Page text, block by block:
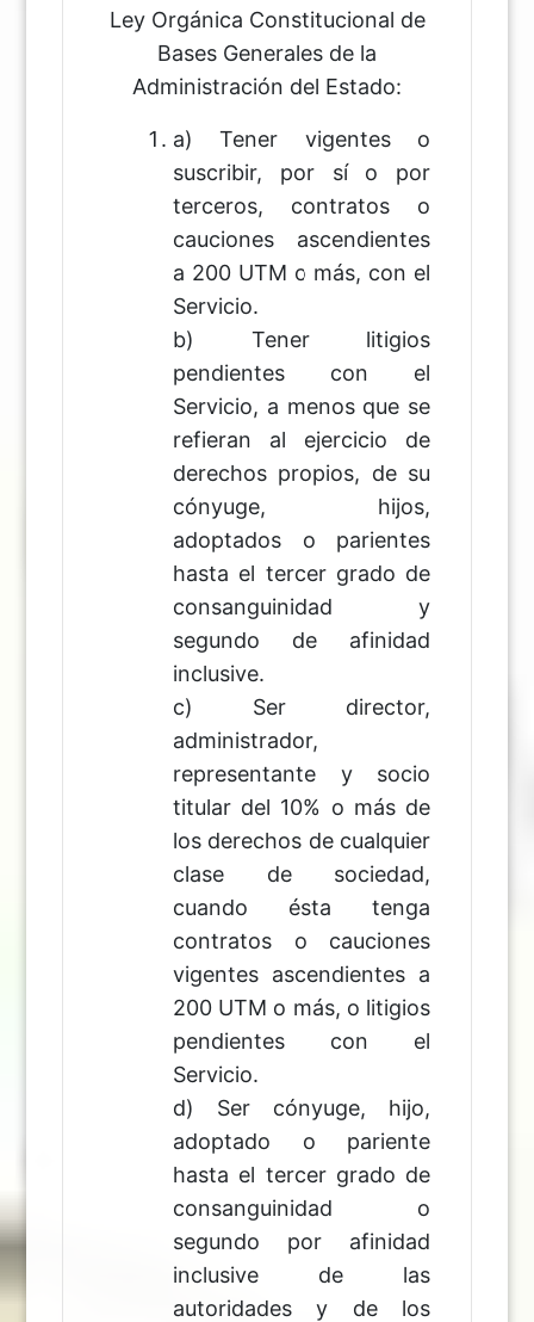
Ley Orgánica Constitucional de
Bases Generales de la
Administración del Estado:
a) Tener vigentes o
suscribir, por sí o por
terceros, contratos o
cauciones ascendientes
a 200 UTM o más, con el
Servicio.
b) Tener litigios
pendientes con el
Servicio, a menos que se
refieran al ejercicio de
derechos propios, de su
cónyuge, hijos,
adoptados o parientes
hasta el tercer grado de
consanguinidad y
segundo de afinidad
inclusive.
c) Ser director,
administrador,
representante y socio
titular del 10% o más de
los derechos de cualquier
clase de sociedad,
cuando ésta tenga
contratos o cauciones
vigentes ascendientes a
200 UTM o más, o litigios
pendientes con el
Servicio.
d) Ser cónyuge, hijo,
adoptado o pariente
hasta el tercer grado de
consanguinidad o
segundo por afinidad
inclusive de las
autoridades y de los